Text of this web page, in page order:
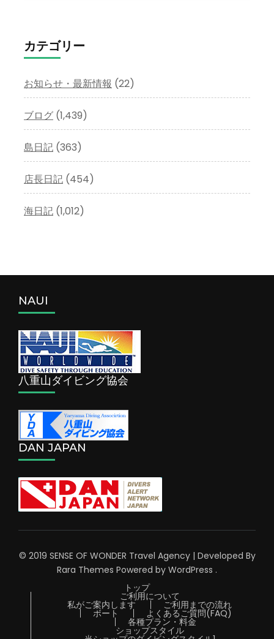
イ
ブ
カテゴリー
お知らせ・最新情報 (22)
ブログ (1,439)
島日記 (363)
店長日記 (454)
海日記 (1,012)
NAUI
八重山ダイビング協会
DAN JAPAN
© 2019 SENSE OF WONDER Travel Agency | Developed By
Rara Themes Powered by WordPress .
トップ
ご利用について
私がご案内します ご利用までの流れ
ボート よくあるご質問(FAQ)
各種プラン・料金
ショップスタイル